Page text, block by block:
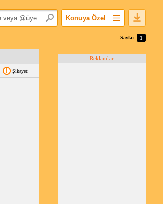
Konuya Özel
Popüler Mesajlar
Sayfa: 1
Şikayet
Reklamlar